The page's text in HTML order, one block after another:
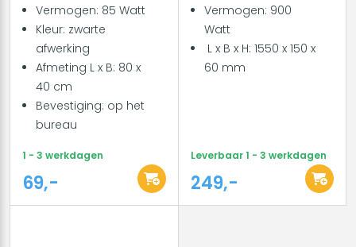
Vermogen: 85 Watt
Kleur: zwarte
afwerking
Afmeting L x B: 80 x
40 cm
Bevestiging: op het
bureau
1 - 3 werkdagen
69,-
Vermogen: 900
Watt
L x B x H: 1550 x 150 x
60 mm
Leverbaar 1 - 3 werkdagen
249,-